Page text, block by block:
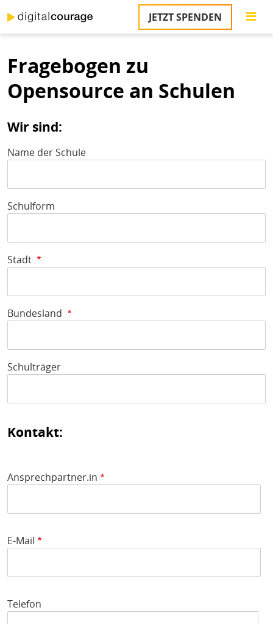
zum
Inhalt
JETZT SPENDEN
Fragebogen zu
Opensource an Schulen
Wir sind:
Name der Schule
Schulform
Stadt
Bundesland
Schulträger
Kontakt:
Ansprechpartner.in
E-Mail
Telefon